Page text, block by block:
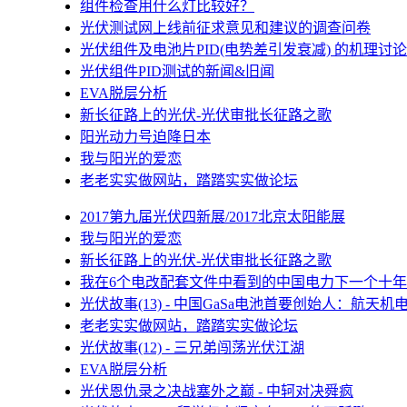
组件检查用什么灯比较好？
光伏测试网上线前征求意见和建议的调查问卷
光伏组件及电池片PID(电势差引发衰减) 的机理讨论
光伏组件PID测试的新闻&旧闻
EVA脱层分析
新长征路上的光伏-光伏审批长征路之歌
阳光动力号迫降日本
我与阳光的爱恋
老老实实做网站，踏踏实实做论坛
2017第九届光伏四新展/2017北京太阳能展
我与阳光的爱恋
新长征路上的光伏-光伏审批长征路之歌
我在6个电改配套文件中看到的中国电力下一个十年
光伏故事(13) - 中国GaSa电池首要创始人：航天机
老老实实做网站，踏踏实实做论坛
光伏故事(12) - 三兄弟闯荡光伏江湖
EVA脱层分析
光伏恩仇录之决战塞外之巅 - 中轲对决舜疯